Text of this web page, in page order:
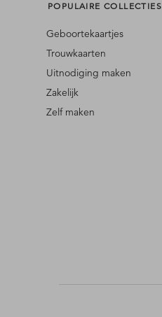
POPULAIRE COLLECTIES
Geboortekaartjes
Trouwkaarten
Uitnodiging maken
Zakelijk
Zelf maken